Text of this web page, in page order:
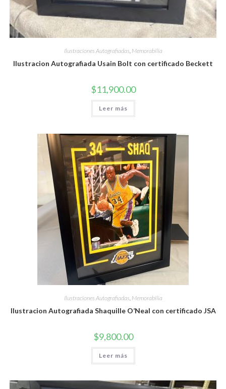
Ilustraciones Autografiadas, Memorabilia
Ilustracion Autografiada Usain Bolt con certificado Beckett
$11,900.00
Leer más
Ilustraciones Autografiadas Memorabilia
Ilustracion Autografiada Shaquille O’Neal con certificado JSA
$9,800.00
Leer más